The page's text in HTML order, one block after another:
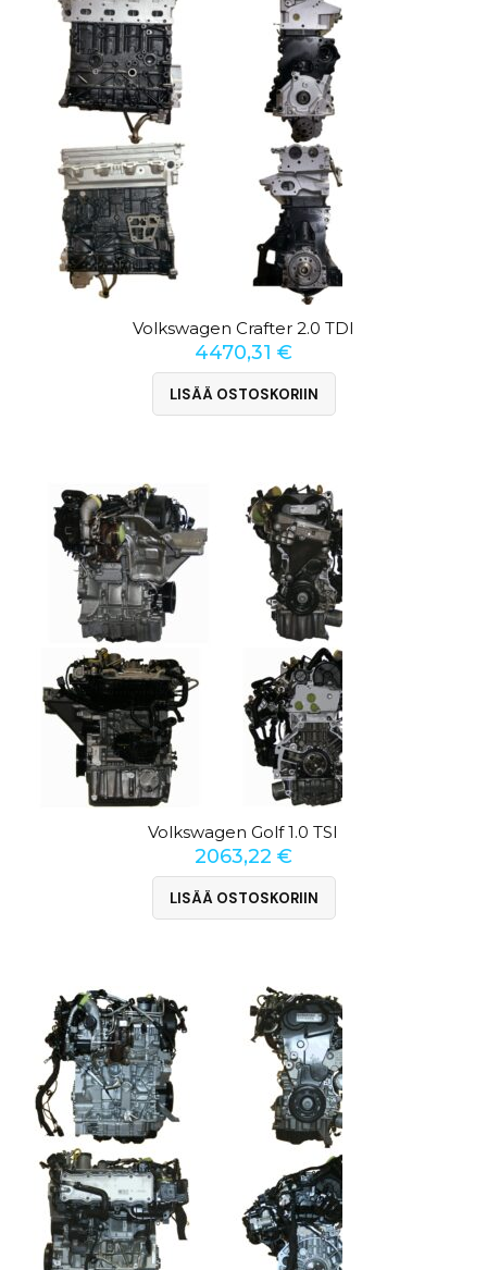
Volkswagen Crafter 2.0 TDI
4470,31 €
LISÄÄ OSTOSKORIIN
Volkswagen Golf 1.0 TSI
2063,22 €
LISÄÄ OSTOSKORIIN